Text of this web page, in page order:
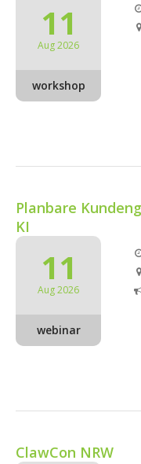
11
Aug 2026
workshop
Planbare
KI
11
Aug 2026
webinar
ClawCon NRW